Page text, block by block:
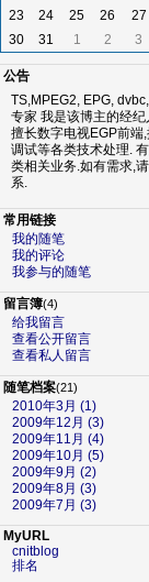
23
24 25 26 27
30
31 1 2 3
公告
TS,MPEG2, EPG,
专家 我是该博主的经纪
擅长数字电视EGP前端,
调试等各类技术处理.
类相关业务.如有需求,
系.
常用链接
我的随笔
我的评论
我参与的随笔
留言簿(4)
给我留言
查看公开留言
查看私人留言
随笔档案(21)
2010年3月 (1)
2009年12月 (3)
2009年11月 (4)
2009年10月 (5)
2009年9月 (2)
2009年8月 (3)
2009年7月 (3)
MyURL
cnitblog
排名